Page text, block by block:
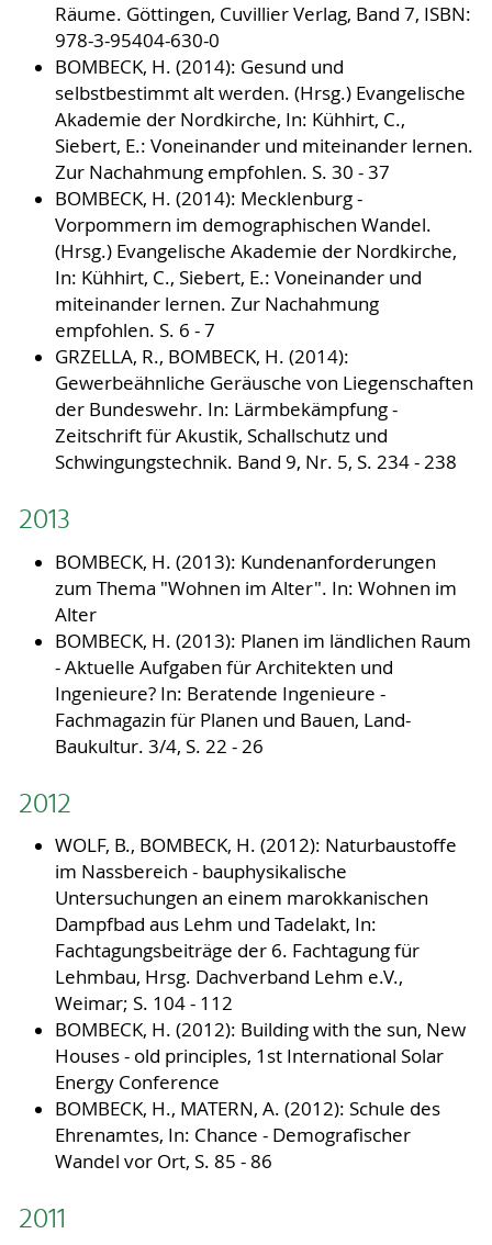
Räume. Göttingen, Cuvillier Verlag, Band 7, ISBN:
978-3-95404-630-0
BOMBECK, H. (2014): Gesund und
selbstbestimmt alt werden. (Hrsg.) Evangelische
Akademie der Nordkirche, In: Kühhirt, C.,
Siebert, E.: Voneinander und miteinander lernen.
Zur Nachahmung empfohlen. S. 30 - 37
BOMBECK, H. (2014): Mecklenburg -
Vorpommern im demographischen Wandel.
(Hrsg.) Evangelische Akademie der Nordkirche,
In: Kühhirt, C., Siebert, E.: Voneinander und
miteinander lernen. Zur Nachahmung
empfohlen. S. 6 - 7
GRZELLA, R., BOMBECK, H. (2014):
Gewerbeähnliche Geräusche von Liegenschaften
der Bundeswehr. In: Lärmbekämpfung -
Zeitschrift für Akustik, Schallschutz und
Schwingungstechnik. Band 9, Nr. 5, S. 234 - 238
2013
BOMBECK, H. (2013): Kundenanforderungen
zum Thema "Wohnen im Alter". In: Wohnen im
Alter
BOMBECK, H. (2013): Planen im ländlichen Raum
- Aktuelle Aufgaben für Architekten und
Ingenieure? In: Beratende Ingenieure -
Fachmagazin für Planen und Bauen, Land-
Baukultur. 3/4, S. 22 - 26
2012
WOLF, B., BOMBECK, H. (2012): Naturbaustoffe
im Nassbereich - bauphysikalische
Untersuchungen an einem marokkanischen
Dampfbad aus Lehm und Tadelakt, In:
Fachtagungsbeiträge der 6. Fachtagung für
Lehmbau, Hrsg. Dachverband Lehm e.V.,
Weimar; S. 104 - 112
BOMBECK, H. (2012): Building with the sun, New
Houses - old principles, 1st International Solar
Energy Conference
BOMBECK, H., MATERN, A. (2012): Schule des
Ehrenamtes, In: Chance - Demografischer
Wandel vor Ort, S. 85 - 86
2011